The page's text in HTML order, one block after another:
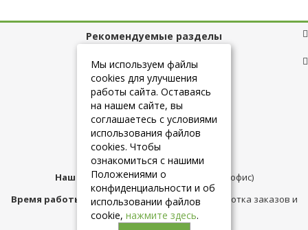
Рекомендуемые разделы
Полезные ссылки
+7 (925) 084-10-60
Наш адрес:Москва,ул.Плещеева д.12 (офис)
Время работы магазина:с 10:00 до 21:00 (обработка заказов и
консультация)
Мы используем файлы
cookies для улучшения
работы сайта. Оставаясь
на нашем сайте, вы
соглашаетесь с условиями
использования файлов
cookies. Чтобы
ознакомиться с нашими
Положениями о
конфиденциальности и об
использовании файлов
cookie, нажмите здесь.